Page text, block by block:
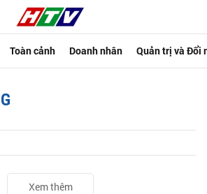
Toàn cảnh Doanh nhân Quản trị và Đổi
Xem thêm